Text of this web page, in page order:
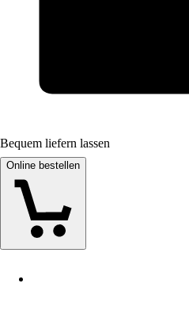
Bequem liefern lassen
Online bestellen